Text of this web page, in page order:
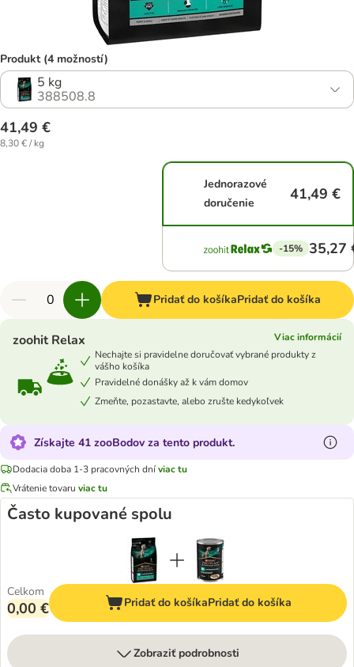
Produkt (4 možností)
5 kg
388508.8
41,49 €
8,30 € / kg
Jednorazové
doručenie
41,49 €
-15% 35,27
Pridať do košíkaPridať do košíka
zoohit Relax
Viac informácií
Nechajte si pravidelne doručovať vybrané produkty z
vášho košíka
Pravidelné donášky až k vám domov
Zmeňte, pozastavte, alebo zrušte kedykoľvek
Získajte 41 zooBodov za tento produkt.
Dodacia doba 1-3 pracovných dníviac tu
Vrátenie tovaru viac tu
Často kupované spolu
Celkom
0,00 € Pridať do košíkaPridať do košíka
Zobraziť podrobnosti